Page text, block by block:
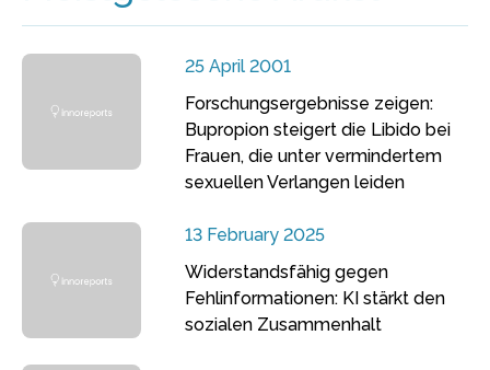
25 April 2001
Forschungsergebnisse zeigen:
Bupropion steigert die Libido bei
Frauen, die unter vermindertem
sexuellen Verlangen leiden
13 February 2025
Widerstandsfähig gegen
Fehlinformationen: KI stärkt den
sozialen Zusammenhalt